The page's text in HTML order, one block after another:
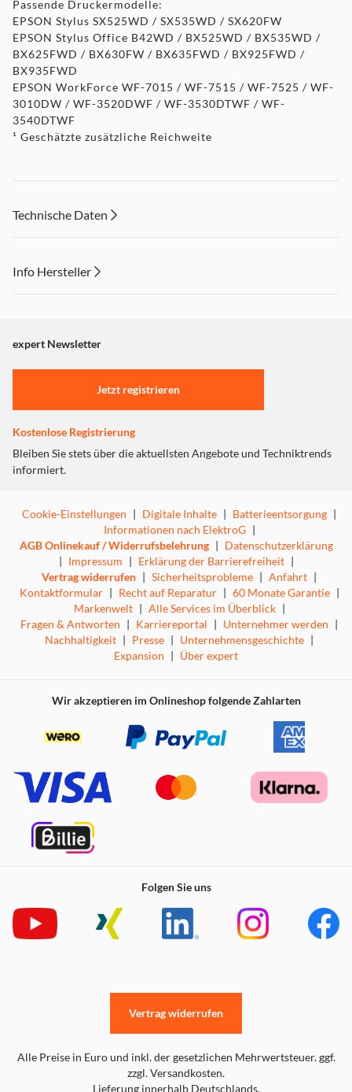
Passende Druckermodelle:
EPSON Stylus SX525WD / SX535WD / SX620FW
EPSON Stylus Office B42WD / BX525WD / BX535WD /
BX625FWD / BX630FW / BX635FWD / BX925FWD /
BX935FWD
EPSON WorkForce WF-7015 / WF-7515 / WF-7525 / WF-
3010DW / WF-3520DWF / WF-3530DTWF / WF-
3540DTWF
¹ Geschätzte zusätzliche Reichweite
Technische Daten
Info Hersteller
"Marketing".
Einstellungen anpassen
expert Newsletter
Jetzt registrieren
Kostenlose Registrierung
Bleiben Sie stets über die aktuellsten Angebote und Techniktrends
informiert.
Cookie-Einstellungen | Digitale Inhalte | Batterieentsorgung |
Informationen nach ElektroG |
AGB Onlinekauf / Widerrufsbelehrung | Datenschutzerklärung
| Impressum | Erklärung der Barrierefreiheit |
Vertrag widerrufen | Sicherheitsprobleme | Anfahrt |
Kontaktformular | Recht auf Reparatur | 60 Monate Garantie |
Markenwelt | Alle Services im Überblick |
Fragen & Antworten | Karriereportal | Unternehmer werden |
Nachhaltigkeit | Presse | Unternehmensgeschichte |
Expansion | Über expert
Wir akzeptieren im Onlineshop folgende Zahlarten
Folgen Sie uns
Alle Preise in Euro und inkl. der gesetzlichen Mehrwertsteuer. ggf.
zzgl. Versandkosten.
Lieferung innerhalb Deutschlands.
Vertrag widerrufen